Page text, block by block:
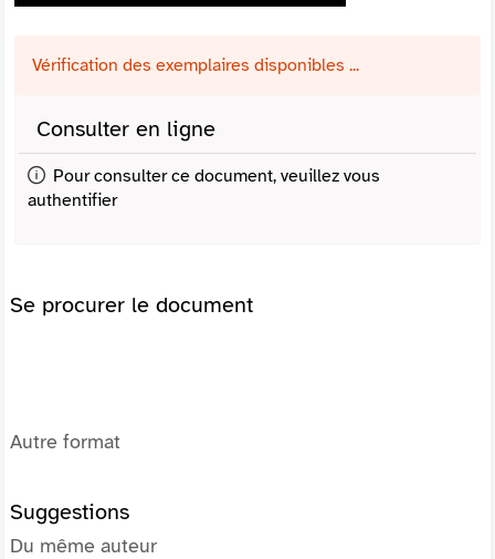
Vérification des exemplaires disponibles ...
Consulter en ligne
Pour consulter ce document, veuillez vous
authentifier
Se procurer le document
Autre format
Suggestions
Du même auteur